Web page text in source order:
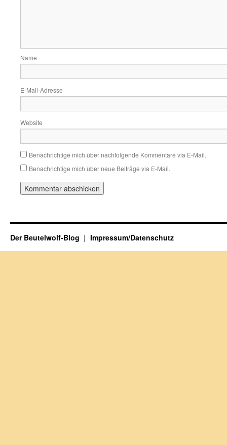
Name
E-Mail-Adresse
Website
Benachrichtige mich über nachfolgende Kommentare via E-Mail.
Benachrichtige mich über neue Beiträge via E-Mail.
Der Beutelwolf-Blog Impressum/Datenschutz